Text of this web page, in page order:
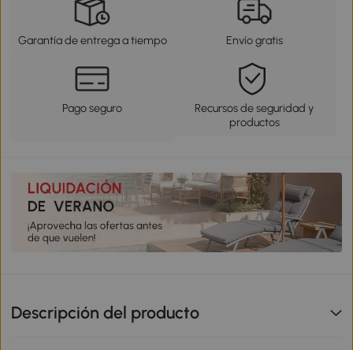
Garantía de entrega a tiempo Envío gratis
Pago seguro
Recursos de seguridad y
productos
Descripción del producto